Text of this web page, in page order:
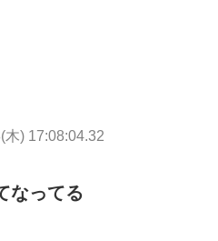
木) 17:08:04.32
なってる